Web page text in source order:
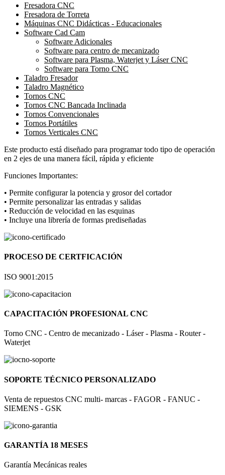
Fresadora CNC
Fresadora de Torreta
Máquinas CNC Didácticas - Educacionales
Software Cad Cam
Software Adicionales
Software para centro de mecanizado
Software para Plasma, Waterjet y Láser CNC
Software para Torno CNC
Taladro Fresador
Taladro Magnético
Tornos CNC
Tornos CNC Bancada Inclinada
Tornos Convencionales
Tornos Portátiles
Tornos Verticales CNC
Este producto está diseñado para programar todo tipo de operación
en 2 ejes de una manera fácil, rápida y eficiente
Funciones Importantes:
• Permite configurar la potencia y grosor del cortador
• Permite personalizar las entradas y salidas
• Reducción de velocidad en las esquinas
• Incluye una librería de formas prediseñadas
PROCESO DE CERTFICACIÓN
ISO 9001:2015
CAPACITACIÓN PROFESIONAL CNC
Torno CNC - Centro de mecanizado - Láser - Plasma - Router -
Waterjet
SOPORTE TÉCNICO PERSONALIZADO
Venta de repuestos CNC multi- marcas - FAGOR - FANUC -
SIEMENS - GSK
GARANTÍA 18 MESES
Garantía Mecánicas reales